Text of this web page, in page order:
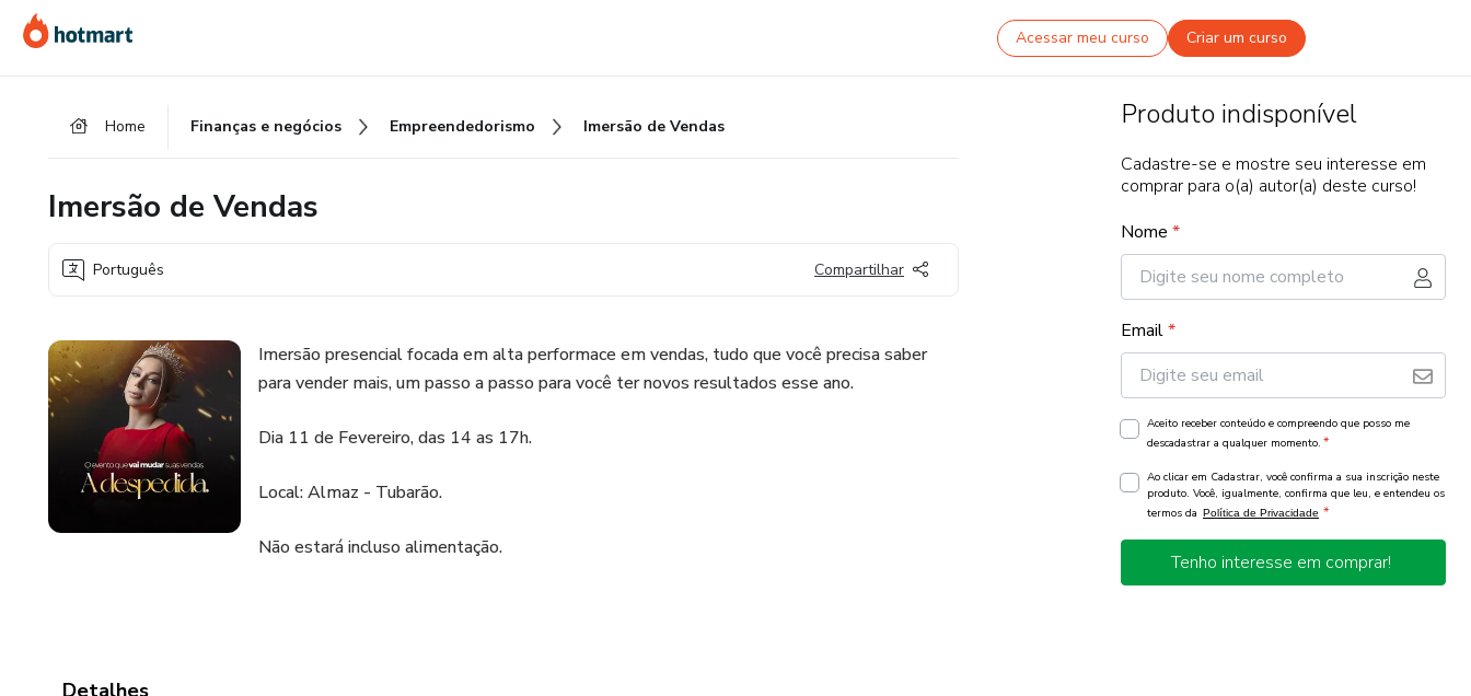
para
o
para
o
para
o
Acessar meu curso Criar um curso
Home Finanças e negócios Empreendedorismo Imersão de Vendas
Imersão de Vendas
Português Compartilhar
Imersão presencial focada em alta performace em vendas, tudo que você precisa saber
para vender mais, um passo a passo para você ter novos resultados esse ano.
Dia 11 de Fevereiro, das 14 as 17h.
Local: Almaz - Tubarão.
Não estará incluso alimentação.
Detalhes
Produto indisponível
Cadastre-se e mostre seu interesse em
comprar para o(a) autor(a) deste curso!
Nome *
Email*
Aceito receber conteúdo e compreendo que posso me
descadastrar a qualquer momento. *
Ao clicar em Cadastrar, você confirma a sua inscrição neste
produto. Você, igualmente, confirma que leu, e entendeu os
termos da Política de Privacidade *
Tenho interesse em comprar!